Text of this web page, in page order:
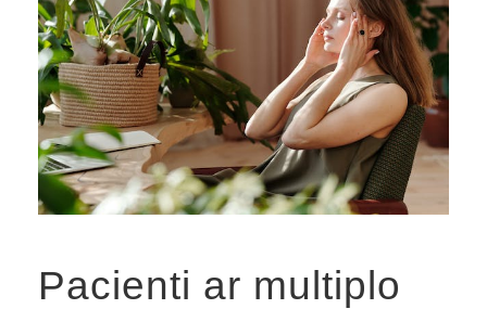
Pacienti ar multiplo